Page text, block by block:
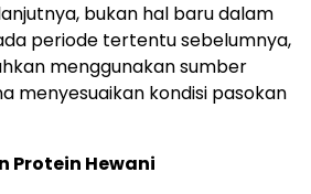
bukan hal baru dalam
periode tertentu sebelumnya,
menggunakan sumber
menyesuaikan kondisi pasokan
Protein Hewani